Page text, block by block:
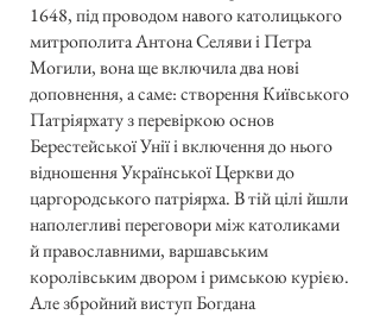
1648, під проводом навого католицького
митрополита Антона Селяви і Петра
Могили, вона ще включила два нові
доповнення, а саме: створення Київського
Патріярхату з перевіркою основ
Берестейської Унії і включення до нього
відношення Української Церкви до
царгородського патріярха. В тій цілі йшли
наполегливі переговори між католиками
й православними, варшавським
королівським двором і римською курією.
Але збройний виступ Богдана